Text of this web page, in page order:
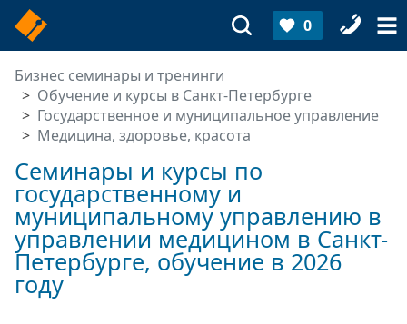
0
Бизнес семинары и тренинги
Обучение и курсы в Санкт-Петербурге
Государственное и муниципальное управление
Медицина, здоровье, красота
Семинары и курсы по
государственному и
муниципальному управлению в
управлении медицином в Санкт-
Петербурге, обучение в 2026
году